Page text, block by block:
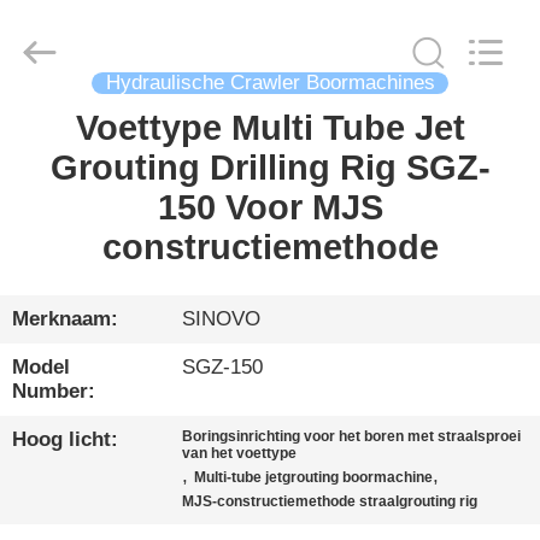
HUIS
PRODUCTEN
SHOW
ONGEVEER
ONS
FABRIEKSREIS
Heavy
Industry
Hydraulische Crawler Boormachines
Voettype Multi Tube Jet
Grouting Drilling Rig SGZ-
150 Voor MJS
constructiemethode
Merknaam: SINOVO
Model
Number:
SGZ-150
Hoog licht:
Boringsinrichting voor het boren met straalsproei
van het voettype
,Multi-tube jetgrouting boormachine,
MJS-constructiemethode straalgrouting rig